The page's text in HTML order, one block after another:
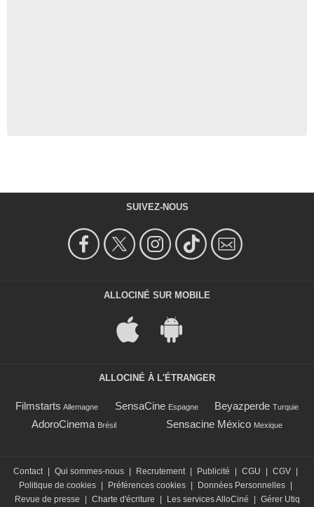
SUIVEZ-NOUS
ALLOCINÉ SUR MOBILE
ALLOCINÉ À L'ÉTRANGER
Filmstarts Allemagne SensaCine Espagne Beyazperde Turquie
AdoroCinema Brésil Sensacine México Mexique
Contact Qui sommes-nous Recrutement Publicité CGU CGV
Politique de cookies
Préférences cookies Données Personnelles
Revue de presse
Charte d'écriture Les services AlloCiné Gérer Utiq